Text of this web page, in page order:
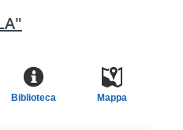
Mappa
Biblioteca